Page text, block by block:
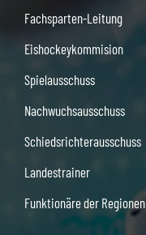
Fachsparten-Leitung
Eishockeykommision
Spielausschuss
Nachwuchsausschuss
Schiedsrichterausschuss
Landestrainer
Funktionäre der Regionen